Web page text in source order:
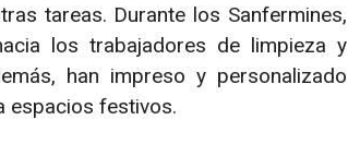
tareas. Durante los Sanfermines,
los trabajadores de limpieza y
han impreso y personalizado
espacios festivos.